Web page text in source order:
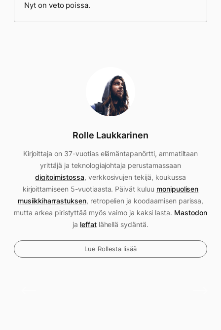
Nyt on veto poissa.
Rolle Laukkarinen
Kirjoittaja on 37-vuotias elämäntapanörtti, ammatiltaan
yrittäjä ja teknologiajohtaja perustamassaan
digitoimistossa, verkkosivujen tekijä, koukussa
kirjoittamiseen 5-vuotiaasta. Päivät kuluu monipuolisen
musiikkiharrastuksen, retropelien ja koodaamisen parissa,
mutta arkea piristyttää myös vaimo ja kaksi lasta. Mastodon
ja leffatlähellä sydäntä.
Lue Rollesta lisää